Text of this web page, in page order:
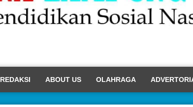
REDAKSI ABOUT US OLAHRAGA